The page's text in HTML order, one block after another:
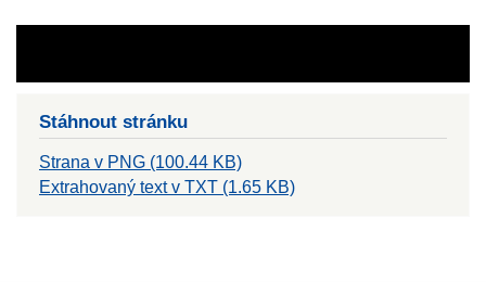
Stáhnout stránku
Strana v PNG (100.44 KB)
Extrahovaný text v TXT (1.65 KB)